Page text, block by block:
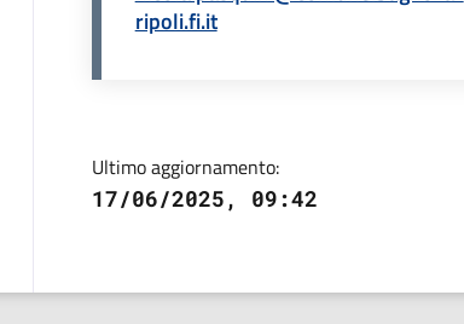
ripoli.fi.it
Ultimo aggiornamento:
17/06/2025, 09:42